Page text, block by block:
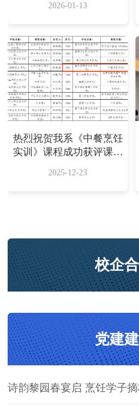
2026-01-13
热烈祝贺我系《中餐烹饪
实训》课程成功获评课程
2025-12-23
校企
党建